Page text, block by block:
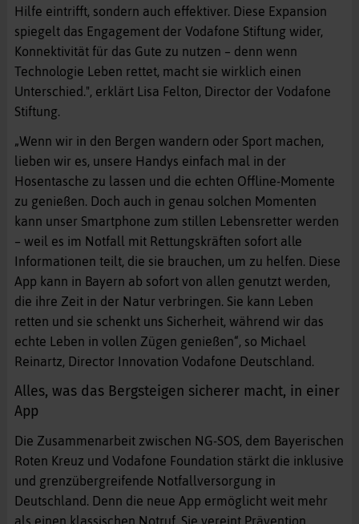
Hilfe eintrifft, sondern auch effektiver. Diese Expansion
spiegelt das Engagement der Vodafone Stiftung wider,
Konnektivität für das Gute zu nutzen – denn wenn
Technologie Leben rettet, macht sie wirklich einen
Unterschied.", erklärt Lisa Felton, Director der Vodafone
Stiftung.
„Wenn wir in den Bergen wandern oder Sport machen,
lieben wir es, unsere Handys einfach mal in der
Hosentasche zu lassen und die echten Offline-Momente
zu genießen. Doch auch in genau solchen Momenten
kann unser Smartphone zum stillen Lebensretter werden
– weil es im Notfall mit Rettungskräften sofort alle
Informationen teilt, die sie brauchen, um zu helfen. Diese
App kann in Bayern ab sofort von allen genutzt werden,
die ihre Zeit in der Natur verbringen. Sie kann Leben
retten und sie schenkt uns Sicherheit, während wir das
echte Leben in vollen Zügen genießen“, so Michael
Reinartz, Director Innovation Vodafone Deutschland.
Alles, was das Bergsteigen sicherer macht, in einer
App
Die Zusammenarbeit zwischen NG-SOS, dem Bayerischen
Roten Kreuz und Vodafone Foundation stärkt die inklusive
und grenzübergreifende Notfallversorgung in
Deutschland. Denn die neue App ermöglicht weit mehr
als einen klassischen Notruf. Sie vereint Prävention,